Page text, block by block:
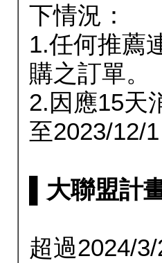
下情況：
1.任何推薦
購之訂單。
2.因應15天
至2023/12/1
▌大聯盟計
超過2024/